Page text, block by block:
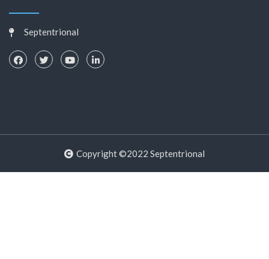
Septentrional
Copyright ©2022 Septentrional